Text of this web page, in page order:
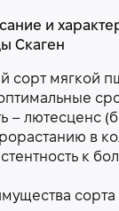
и
Скаген
сорт мягкой
– лютесценс
в
к
сорта